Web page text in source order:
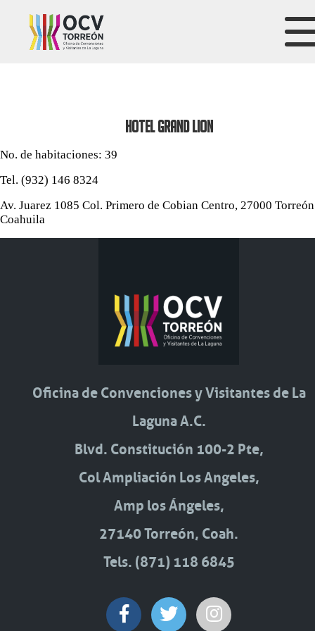
HOTEL GRAND LION
No. de habitaciones: 39
Tel. (932) 146 8324
Av. Juarez 1085 Col. Primero de Cobian Centro, 27000 Torreón
Coahuila
Oficina de Convenciones y Visitantes de La
Laguna A.C.
Blvd. Constitución 100-2 Pte,
Col Ampliación Los Angeles,
Amp los Ángeles,
27140 Torreón, Coah.
Tels. (871) 118 6845